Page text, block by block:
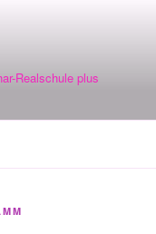
Realschule plus